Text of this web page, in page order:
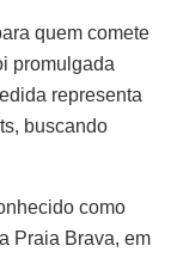
quem comete
promulgada
representa
buscando
como
Praia Brava, em